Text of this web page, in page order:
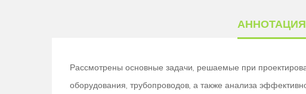
АННОТАЦИЯ
Рассмотрены основные задачи, решаемые при
оборудования, трубопроводов, а также анализа